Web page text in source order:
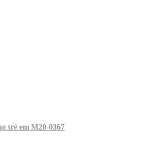
trẻ em M20-0367